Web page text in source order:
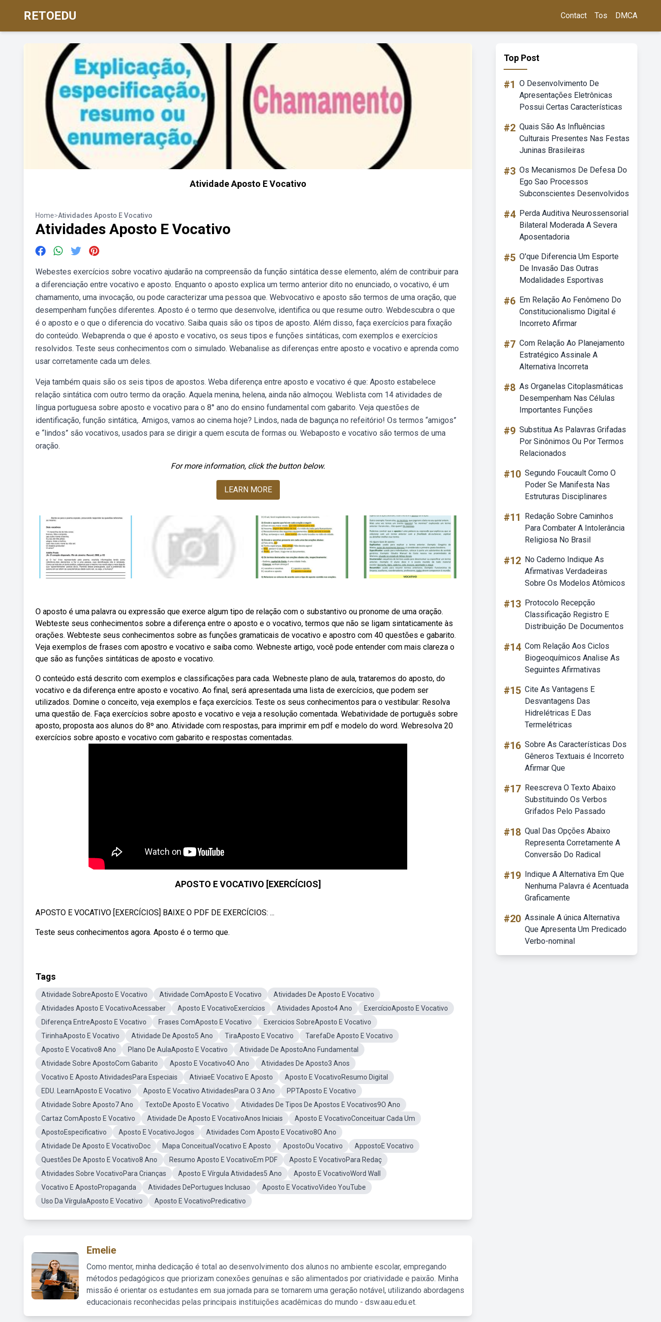
RETOEDU Contact Tos DMCA
Atividade Aposto E Vocativo
Home>Atividades Aposto E Vocativo
Atividades Aposto E Vocativo
Webestes exercícios sobre vocativo ajudarão na compreensão da função sintática desse elemento, além de contribuir para
a diferenciação entre vocativo e aposto. Enquanto o aposto explica um termo anterior dito no enunciado, o vocativo, é um
chamamento, uma invocação, ou pode caracterizar uma pessoa que. Webvocativo e aposto são termos de uma oração, que
desempenham funções diferentes. Aposto é o termo que desenvolve, identifica ou que resume outro. Webdescubra o que
é o aposto e o que o diferencia do vocativo. Saiba quais são os tipos de aposto. Além disso, faça exercícios para fixação
do conteúdo. Webaprenda o que é aposto e vocativo, os seus tipos e funções sintáticas, com exemplos e exercícios
resolvidos. Teste seus conhecimentos com o simulado. Webanalise as diferenças entre aposto e vocativo e aprenda como
usar corretamente cada um deles.
Veja também quais são os seis tipos de apostos. Weba diferença entre aposto e vocativo é que: Aposto estabelece
relação sintática com outro termo da oração. Aquela menina, helena, ainda não almoçou. Weblista com 14 atividades de
língua portuguesa sobre aposto e vocativo para o 8° ano do ensino fundamental com gabarito. Veja questões de
identificação, função sintática,. Amigos, vamos ao cinema hoje? Lindos, nada de bagunça no refeitório! Os termos “amigos”
e “lindos” são vocativos, usados para se dirigir a quem escuta de formas ou. Webaposto e vocativo são termos de uma
oração.
For more information, click the button below.
LEARN MORE
O aposto é uma palavra ou expressão que exerce algum tipo de relação com o substantivo ou pronome de uma oração.
Webteste seus conhecimentos sobre a diferença entre o aposto e o vocativo, termos que não se ligam sintaticamente às
orações. Webteste seus conhecimentos sobre as funções gramaticais de vocativo e apostro com 40 questões e gabarito.
Veja exemplos de frases com apostro e vocativo e saiba como. Webneste artigo, você pode entender com mais clareza o
que são as funções sintáticas de aposto e vocativo.
O conteúdo está descrito com exemplos e classificações para cada. Webneste plano de aula, trataremos do aposto, do
vocativo e da diferença entre aposto e vocativo. Ao final, será apresentada uma lista de exercícios, que podem ser
utilizados. Domine o conceito, veja exemplos e faça exercícios. Teste os seus conhecimentos para o vestibular: Resolva
uma questão de. Faça exercícios sobre aposto e vocativo e veja a resolução comentada. Webatividade de português sobre
aposto, proposta aos alunos do 8º ano. Atividade com respostas, para imprimir em pdf e modelo do word. Webresolva 20
exercícios sobre aposto e vocativo com gabarito e respostas comentadas.
APOSTO E VOCATIVO [EXERCÍCIOS]
APOSTO E VOCATIVO [EXERCÍCIOS] BAIXE O PDF DE EXERCÍCIOS: ...
Teste seus conhecimentos agora. Aposto é o termo que.
Tags
Atividade SobreAposto E Vocativo Atividade ComAposto E Vocativo
Atividades De Aposto E Vocativo
Atividades Aposto E VocativoAcessaber
Aposto E VocativoExercícios Atividades Aposto4 Ano
ExercícioAposto E Vocativo
Diferença EntreAposto E Vocativo
Frases ComAposto E Vocativo
Exercicios SobreAposto E Vocativo
TirinhaAposto E Vocativo
Atividade De Aposto5 Ano TiraAposto E Vocativo
TarefaDe Aposto E Vocativo
Aposto E Vocativo8 Ano
Plano De AulaAposto E Vocativo
Atividade De ApostoAno Fundamental
Atividade Sobre ApostoCom Gabarito
Aposto E Vocativo4O Ano
Atividades De Aposto3 Anos
Vocativo E Aposto AtividadesPara Especiais
AtiviaeE Vocativo E Aposto
Aposto E VocativoResumo Digital
EDU. LearnAposto E Vocativo
Aposto E Vocativo AtividadesPara O 3 Ano
PPTAposto E Vocativo
Atividade Sobre Aposto7 Ano
TextoDe Aposto E Vocativo
Atividades De Tipos De Apostos E Vocativos9O Ano
Cartaz ComAposto E Vocativo
Atividade De Aposto E VocativoAnos Iniciais
Aposto E VocativoConceituar Cada Um
ApostoEspecificativo
Aposto E VocativoJogos
Atividades Com Aposto E Vocativo8O Ano
Atividade De Aposto E VocativoDoc
Mapa ConceitualVocativo E Aposto ApostoOu Vocativo
AppostoE Vocativo
Questões De Aposto E Vocativo8 Ano
Resumo Aposto E VocativoEm PDF
Aposto E VocativoPara Redaç
Atividades Sobre VocativoPara Crianças
Aposto E Vírgula Atividades5 Ano
Aposto E VocativoWord Wall
Vocativo E ApostoPropaganda
Atividades DePortugues Inclusao
Aposto E VocativoVideo YouTube
Uso Da VírgulaAposto E Vocativo
Aposto E VocativoPredicativo
Emelie
Como mentor, minha dedicação é total ao desenvolvimento dos alunos no ambiente escolar, empregando
métodos pedagógicos que priorizam conexões genuínas e são alimentados por criatividade e paixão. Minha
missão é orientar os estudantes em sua jornada para se tornarem uma geração notável, utilizando abordagens
educacionais reconhecidas pelas principais instituições acadêmicas do mundo - dsw.aau.edu.et.
Top Post
#1 O Desenvolvimento De
Apresentações Eletrônicas
Possui Certas Características
#2 Quais São As Influências
Culturais Presentes Nas Festas
Juninas Brasileiras
#3 Os Mecanismos De Defesa Do
Ego Sao Processos
Subconscientes Desenvolvidos
#4 Perda Auditiva Neurossensorial
Bilateral Moderada A Severa
Aposentadoria
#5 O'que Diferencia Um Esporte
De Invasão Das Outras
Modalidades Esportivas
#6 Em Relação Ao Fenômeno Do
Constitucionalismo Digital é
Incorreto Afirmar
#7 Com Relação Ao Planejamento
Estratégico Assinale A
Alternativa Incorreta
#8 As Organelas Citoplasmáticas
Desempenham Nas Células
Importantes Funções
#9 Substitua As Palavras Grifadas
Por Sinônimos Ou Por Termos
Relacionados
#10 Segundo Foucault Como O
Poder Se Manifesta Nas
Estruturas Disciplinares
#11
Redação Sobre Caminhos
Para Combater A Intolerância
Religiosa No Brasil
#12 No Caderno Indique As
Afirmativas Verdadeiras
Sobre Os Modelos Atômicos
#13 Protocolo Recepção
Classificação Registro E
Distribuição De Documentos
#14 Com Relação Aos Ciclos
Biogeoquímicos Analise As
Seguintes Afirmativas
#15 Cite As Vantagens E
Desvantagens Das
Hidrelétricas E Das
Termelétricas
#16 Sobre As Características Dos
Gêneros Textuais é Incorreto
Afirmar Que
#17 Reescreva O Texto Abaixo
Substituindo Os Verbos
Grifados Pelo Passado
#18 Qual Das Opções Abaixo
Representa Corretamente A
Conversão Do Radical
#19 Indique A Alternativa Em Que
Nenhuma Palavra é Acentuada
Graficamente
#20 Assinale A única Alternativa
Que Apresenta Um Predicado
Verbo-nominal